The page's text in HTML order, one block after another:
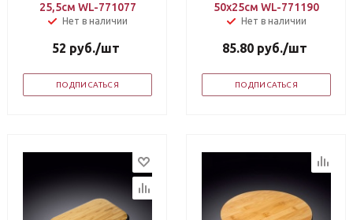
25,5см WL-771077
Нет в наличии
52 руб./шт
ПОДПИСАТЬСЯ
50х25см WL-771190
Нет в наличии
85.80 руб./шт
ПОДПИСАТЬСЯ